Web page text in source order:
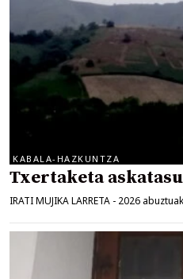
KABALA-HAZKUNTZA
Txertaketa
IRATI MUJIKA LARRETA - 2026